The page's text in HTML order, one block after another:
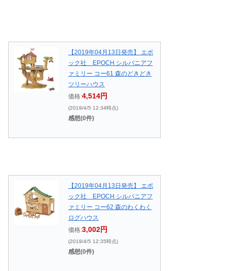
【2019年04月13日発売】 エポ
ック社 EPOCH シルバニアフ
ァミリー コー61 森のどきどき
ツリーハウス
価格:4,514円
(2019/4/5 12:34時点)
感想(0件)
【2019年04月13日発売】 エポ
ック社 EPOCH シルバニアフ
ァミリー コー62 森のわくわく
ログハウス
価格:3,002円
(2019/4/5 12:35時点)
感想(0件)